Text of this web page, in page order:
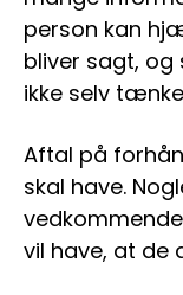
person kan
bliver sagt, og
ikke selv
Aftal på
skal have.
vil have, at de